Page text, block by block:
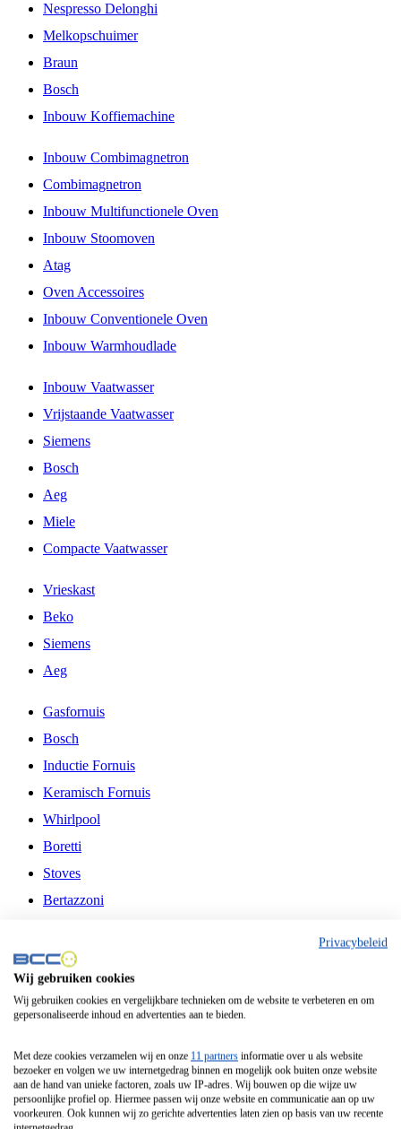
Nespresso Delonghi
Melkopschuimer
Braun
Bosch
Inbouw Koffiemachine
Inbouw Combimagnetron
Combimagnetron
Inbouw Multifunctionele Oven
Inbouw Stoomoven
Atag
Oven Accessoires
Inbouw Conventionele Oven
Inbouw Warmhoudlade
Inbouw Vaatwasser
Vrijstaande Vaatwasser
Siemens
Bosch
Aeg
Miele
Compacte Vaatwasser
Vrieskast
Beko
Siemens
Aeg
Gasfornuis
Bosch
Inductie Fornuis
Keramisch Fornuis
Whirlpool
Boretti
Stoves
Bertazzoni
Fitelli
Airfryer
Frituurpan
Contactgrill
Broodbakmachine
Broodrooster
Privacybeleid
Wij gebruiken cookies
Wij gebruiken cookies en vergelijkbare technieken om de website te verbeteren en om
gepersonaliseerde inhoud en advertenties aan te bieden.
Met deze cookies verzamelen wij en onze 11 partners informatie over u als website
bezoeker en volgen we uw internetgedrag binnen en mogelijk ook buiten onze website
aan de hand van unieke factoren, zoals uw IP-adres. Wij bouwen op die wijze uw
persoonlijke profiel op. Hiermee passen wij onze website en communicatie aan op uw
voorkeuren. Ook kunnen wij zo gerichte advertenties laten zien op basis van uw recente